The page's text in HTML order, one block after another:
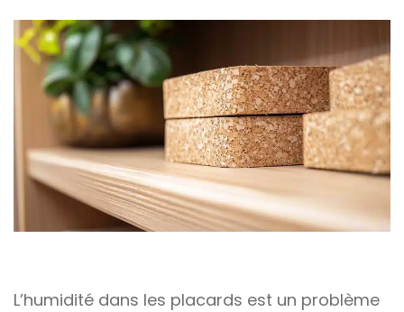
L’humidité dans les placards est un problème